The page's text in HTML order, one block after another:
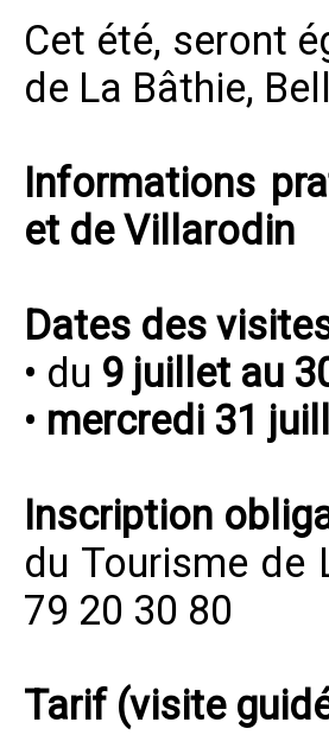
Cet été, seront
de La Bâthie,
Informations
et de Villarodin
Dates des
• du 9 juillet au
• mercredi 31
Inscription
du Tourisme de
79 20 30 80
Tarif (visite